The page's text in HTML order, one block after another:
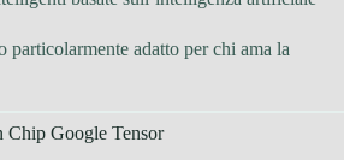
particolarmente adatto per chi ama la
Chip Google Tensor